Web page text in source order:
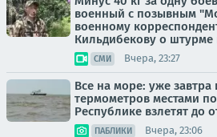
военный с позывным
военному
Кильдибекову о штурме
СМИ Вчера, 23:27
Все на море: уже завтра
термометров местами
Республике взлетят до
ПАБЛИКИ Вчера, 23:06